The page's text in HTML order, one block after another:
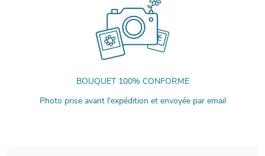
BOUQUET 100% CONFORME
Photo prise avant l'expédition et envoyée par email